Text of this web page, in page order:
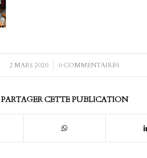
2 MARS 2020
/ 0 COMMENTAIRES
PARTAGER CETTE PUBLICATION